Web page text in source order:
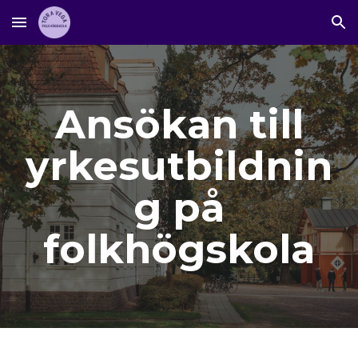
Skip to main content Skip to navigation
Ansökan till
yrkesutbildnin
g på
folkhögskola